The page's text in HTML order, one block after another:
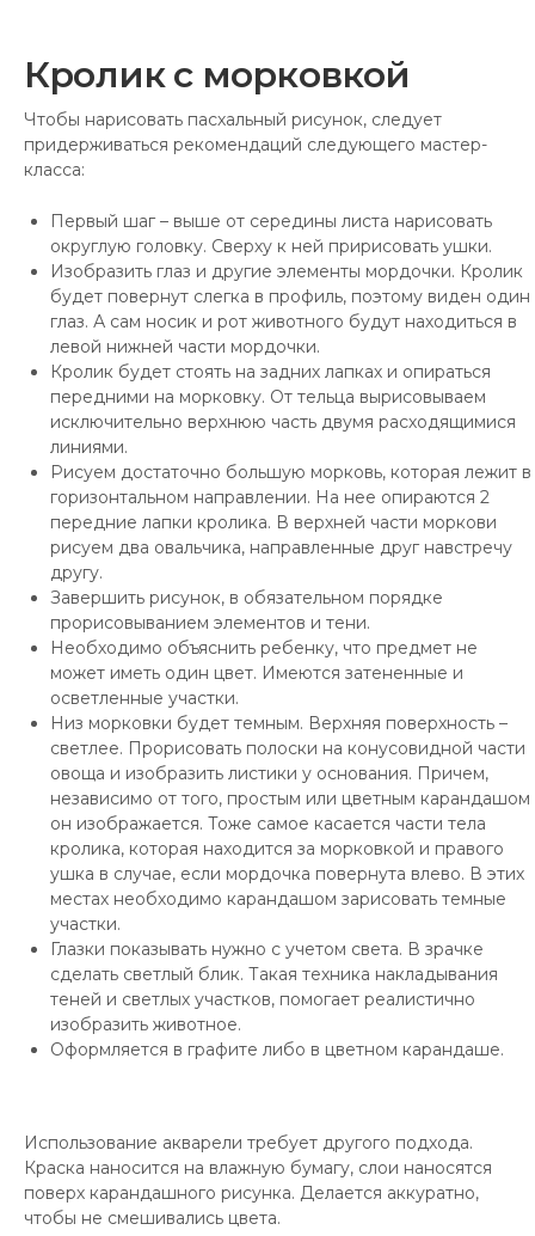
Кролик с морковкой
Чтобы нарисовать пасхальный рисунок, следует
придерживаться рекомендаций следующего мастер-
класса:
Первый шаг – выше от середины листа нарисовать
округлую головку. Сверху к ней пририсовать ушки.
Изобразить глаз и другие элементы мордочки. Кролик
будет повернут слегка в профиль, поэтому виден один
глаз. А сам носик и рот животного будут находиться в
левой нижней части мордочки.
Кролик будет стоять на задних лапках и опираться
передними на морковку. От тельца вырисовываем
исключительно верхнюю часть двумя расходящимися
линиями.
Рисуем достаточно большую морковь, которая лежит в
горизонтальном направлении. На нее опираются 2
передние лапки кролика. В верхней части моркови
рисуем два овальчика, направленные друг навстречу
другу.
Завершить рисунок, в обязательном порядке
прорисовыванием элементов и тени.
Необходимо объяснить ребенку, что предмет не
может иметь один цвет. Имеются затененные и
осветленные участки.
Низ морковки будет темным. Верхняя поверхность –
светлее. Прорисовать полоски на конусовидной части
овоща и изобразить листики у основания. Причем,
независимо от того, простым или цветным карандашом
он изображается. Тоже самое касается части тела
кролика, которая находится за морковкой и правого
ушка в случае, если мордочка повернута влево. В этих
местах необходимо карандашом зарисовать темные
участки.
Глазки показывать нужно с учетом света. В зрачке
сделать светлый блик. Такая техника накладывания
теней и светлых участков, помогает реалистично
изобразить животное.
Оформляется в графите либо в цветном карандаше.
Использование акварели требует другого подхода.
Краска наносится на влажную бумагу, слои наносятся
поверх карандашного рисунка. Делается аккуратно,
чтобы не смешивались цвета.